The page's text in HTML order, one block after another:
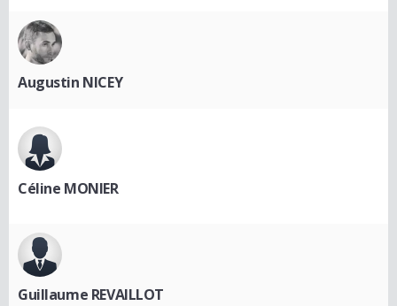
Augustin NICEY
Céline MONIER
Guillaume REVAILLOT